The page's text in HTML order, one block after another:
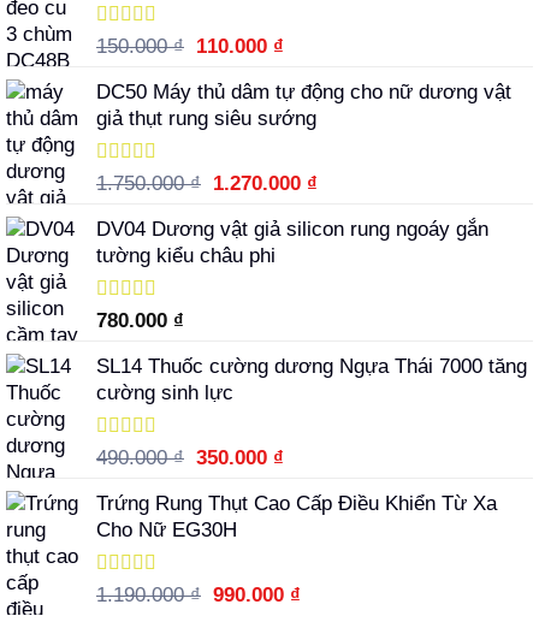
Được xếp
sao
150.000₫ Giá
là:
150.000 ₫.
110.000 ₫
tại
là:
DC50 Máy thủ dâm tự động cho nữ dương vật
giả thụt rung siêu sướng
Được xếp
sao
1.750.000₫ Giá
là:
1.750.000 ₫.
1.270.000 ₫
tại
DV04 Dương vật giả silicon rung ngoáy gắn
tường kiểu châu phi
Được xếp
sao
780.000 ₫
SL14 Thuốc cường dương Ngựa Thái 7000 tăng
cường sinh lực
Được xếp
sao
490.000₫ Giá
là:
490.000 ₫.
350.000 ₫
tại
Trứng Rung Thụt Cao Cấp Điều Khiển Từ Xa
Cho Nữ EG30H
Được xếp
1.190.000₫ Giá
990.000 ₫